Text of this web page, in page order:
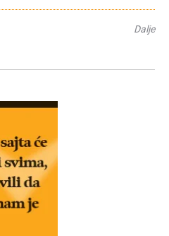
Dalje